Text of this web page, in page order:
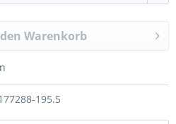
Warenkorb
195.5